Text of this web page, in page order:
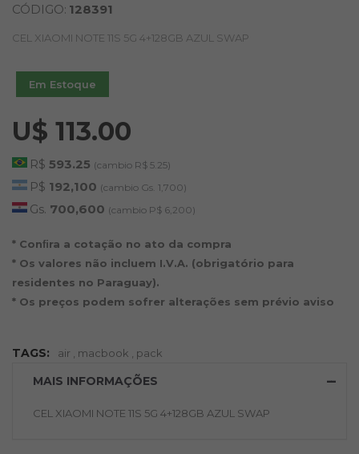
CÓDIGO: 128391
CEL XIAOMI NOTE 11S 5G 4+128GB AZUL SWAP
Em Estoque
U$ 113.00
R$ 593.25 (cambio R$ 5.25)
P$ 192,100 (cambio Gs. 1,700)
Gs. 700,600 (cambio P$ 6,200)
* Conﬁra a cotação no ato da compra
* Os valores não incluem I.V.A. (obrigatório para
residentes no Paraguay).
* Os preços podem sofrer alterações sem prévio aviso
TAGS: air , macbook , pack
MAIS INFORMAÇÕES
CEL XIAOMI NOTE 11S 5G 4+128GB AZUL SWAP